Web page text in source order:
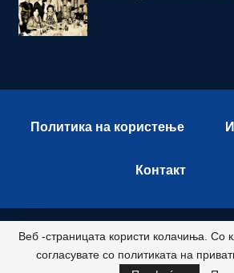
Политика на користење
Контакт
© 2026 - Istok Press. All
Развиено и хостирано од
Веб -страницата користи колачиња. Со
согласувате со политиката на